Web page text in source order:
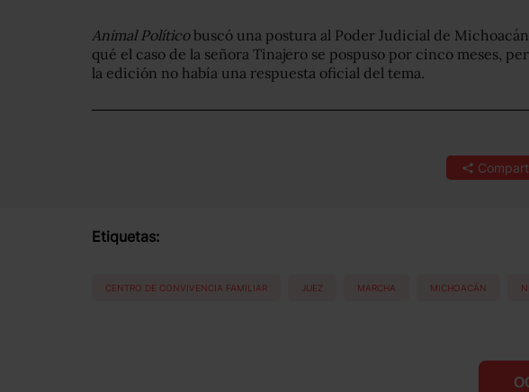
Animal Políticobuscó una postura al Poder Judicial de
qué el caso de la señora Tinajero se pospuso por cinco meses,
la edición no había una respuesta oficial del tema.
Etiquetas:
CENTRO DE CONVIVENCIA FAMILIAR JUEZ MARCHA MICHOACÁN